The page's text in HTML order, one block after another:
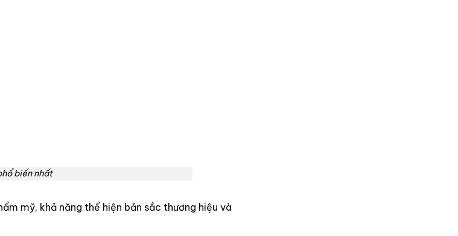
biến nhất
mỹ, khả năng thể hiện bản sắc thương hiệu và